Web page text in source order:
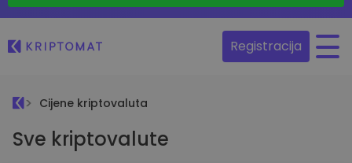
Registracija
Cijene kriptovaluta
Sve kriptovalute